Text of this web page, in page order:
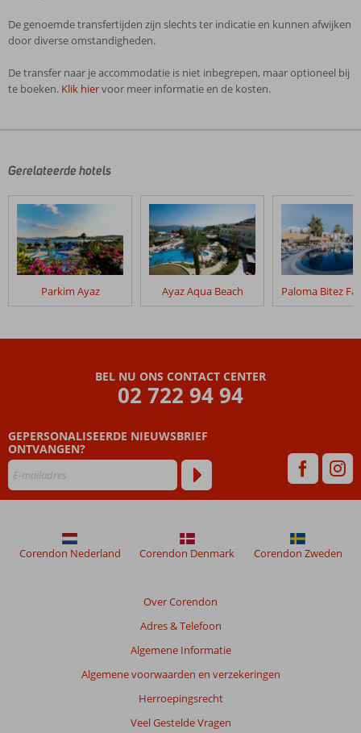
De genoemde transfertijden zijn slechts ter indicatie en kunnen afwijken
door diverse omstandigheden.
De transfer naar je accommodatie is niet inbegrepen, maar optioneel bij
te boeken. Klik hiervoor meer informatie en de kosten.
door
klanten
geschreven
na
hun
verblijf
48
maanden
meer
de
Gerelateerde hotels
Parkim Ayaz Ayaz Aqua Beach
BEL NU ONS CONTACT CENTER
02 722 94 94
GEPERSONALISEERDE NIEUWSBRIEF
ONTVANGEN?
Over Corendon
Adres & Telefoon
Algemene Informatie
Algemene voorwaarden en verzekeringen
Herroepingsrecht
Veel Gestelde Vragen
Corendon Nederland Corendon Denmark Corendon Zweden